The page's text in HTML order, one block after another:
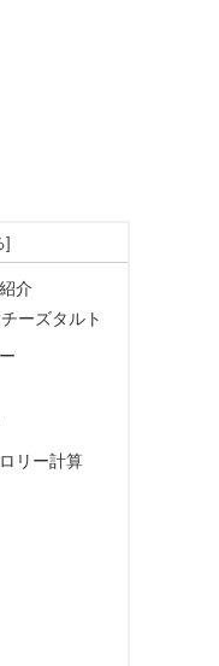
介
ーズタルト
リー計算